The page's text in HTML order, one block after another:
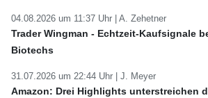
04.08.2026 um 11:37 Uhr | A. Zehetner
Trader Wingman - Echtzeit-Kaufsignale
Biotechs
31.07.2026 um 22:44 Uhr | J. Meyer
Amazon: Drei Highlights unterstreichen